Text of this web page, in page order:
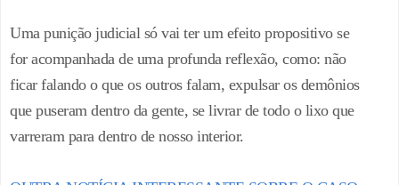
Uma punição judicial só vai ter um efeito propositivo se
for acompanhada de uma profunda reflexão, como: não
ficar falando o que os outros falam, expulsar os demônios
que puseram dentro da gente, se livrar de todo o lixo que
varreram para dentro de nosso interior.